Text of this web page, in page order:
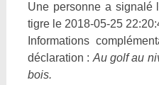
Une personne a signalé
tigre le 2018-05-25
Informations
déclaration : Au golf au
bois.